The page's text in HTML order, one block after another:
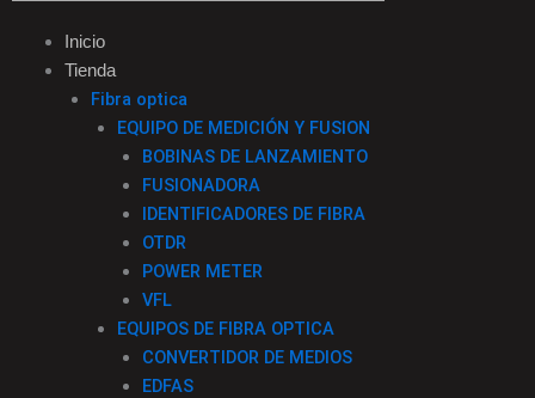
e
b a
g
r
a
m
o
k
e
d
i
n
Inicio
Tienda
Fibra optica
EQUIPO DE MEDICIÓN Y FUSION
BOBINAS DE LANZAMIENTO
FUSIONADORA
IDENTIFICADORES DE FIBRA
OTDR
POWER METER
VFL
EQUIPOS DE FIBRA OPTICA
CONVERTIDOR DE MEDIOS
EDFAS